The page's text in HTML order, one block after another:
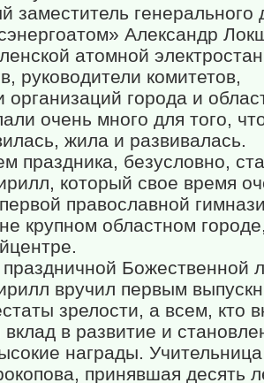
заместитель генерального
Александр
атомной
руководители комитетов,
организаций города и
очень много для того,
жила и развивалась.
праздника, безусловно,
который свое время
православной
крупном областном
Божественной
вручил первым
зрелости, а всем, кто
в развитие и
награды.
принявшая десять